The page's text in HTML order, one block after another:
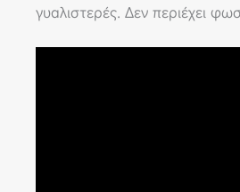
γυαλιστερές. Δεν περιέχει